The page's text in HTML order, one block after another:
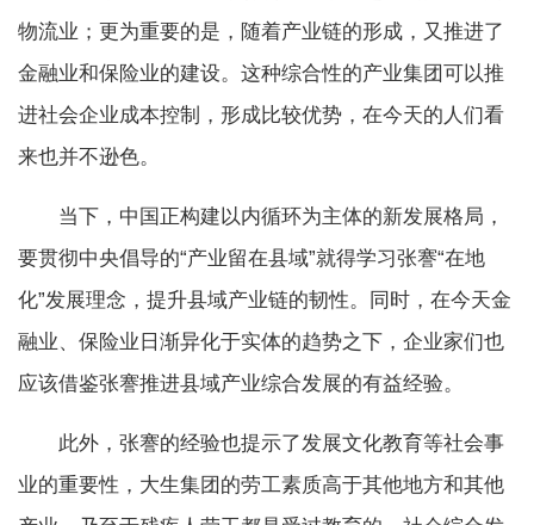
物流业；更为重要的是，随着产业链的形成，又推进了
金融业和保险业的建设。这种综合性的产业集团可以推
进社会企业成本控制，形成比较优势，在今天的人们看
来也并不逊色。
当下，中国正构建以内循环为主体的新发展格局，
要贯彻中央倡导的“产业留在县域”就得学习张謇“在地
化”发展理念，提升县域产业链的韧性。同时，在今天金
融业、保险业日渐异化于实体的趋势之下，企业家们也
应该借鉴张謇推进县域产业综合发展的有益经验。
此外，张謇的经验也提示了发展文化教育等社会事
业的重要性，大生集团的劳工素质高于其他地方和其他